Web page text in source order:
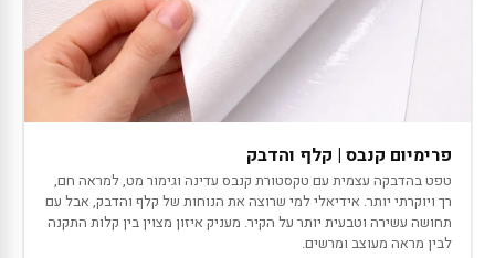
פרימיום קנבס | קלף והדבק
טפט בהדבקה עצמית עם טקסטורת קנבס עדינה וגימור מט, למראה חם,
רך ויוקרתי יותר. אידיאלי למי שרוצה את הנוחות של קלף והדבק, אבל עם
תחושה עשירה וטבעית יותר על הקיר. מעניק איזון מצוין בין קלות התקנה
לבין מראה מעוצב ומרשים.